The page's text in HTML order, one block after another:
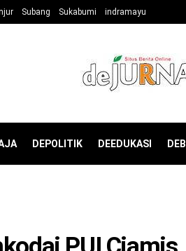
Subang Sukabumi indramayu
DEPOLITIK DEEDUKASI